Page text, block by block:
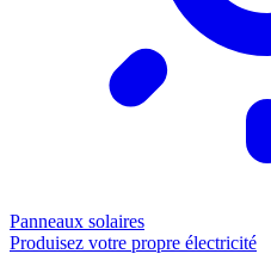
Panneaux solaires
Produisez votre propre électricité